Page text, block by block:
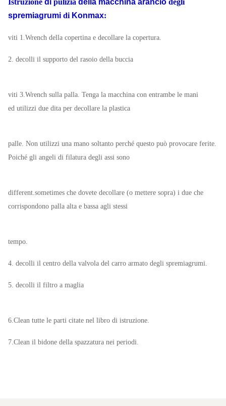
Istruzione di pulizia della macchina arancio degli
spremiagrumi di Konmax:
viti 1.Wrench della copertina e decollare la copertura.
2. decolli il supporto del rasoio della buccia
viti 3.Wrench sulla palla. Tenga la macchina con entrambe le mani
ed utilizzi due dita per decollare la plastica
palle. Non utilizzi una mano soltanto perché questo può provocare ferite.
Poiché gli angeli di filatura degli assi sono
different.sometimes che dovete decollare (o mettere sopra) i due che
corrispondono palla alta e bassa agli stessi
tempo.
4. decolli il centro della valvola del carro armato degli spremiagrumi.
5. decolli il filtro a maglia
6.Clean tutte le parti citate nel libro di istruzione.
7.Clean il bidone della spazzatura nei periodi.